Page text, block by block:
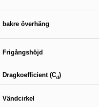
bakre överhäng
Frigångshöjd
Dragkoefficient (Cd)
Vändcirkel